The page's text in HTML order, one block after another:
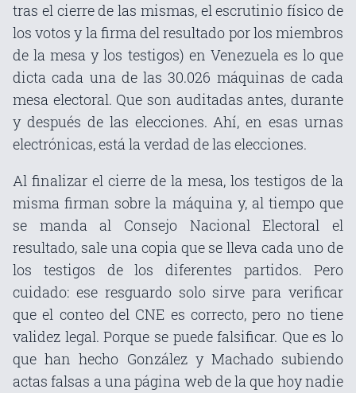
tras el cierre de las mismas, el escrutinio físico de
los votos y la firma del resultado por los miembros
de la mesa y los testigos) en Venezuela es lo que
dicta cada una de las 30.026 máquinas de cada
mesa electoral. Que son auditadas antes, durante
y después de las elecciones. Ahí, en esas urnas
electrónicas, está la verdad de las elecciones.
Al finalizar el cierre de la mesa, los testigos de la
misma firman sobre la máquina y, al tiempo que
se manda al Consejo Nacional Electoral el
resultado, sale una copia que se lleva cada uno de
los testigos de los diferentes partidos. Pero
cuidado: ese resguardo solo sirve para verificar
que el conteo del CNE es correcto, pero no tiene
validez legal. Porque se puede falsificar. Que es lo
que han hecho González y Machado subiendo
actas falsas a una página web de la que hoy nadie